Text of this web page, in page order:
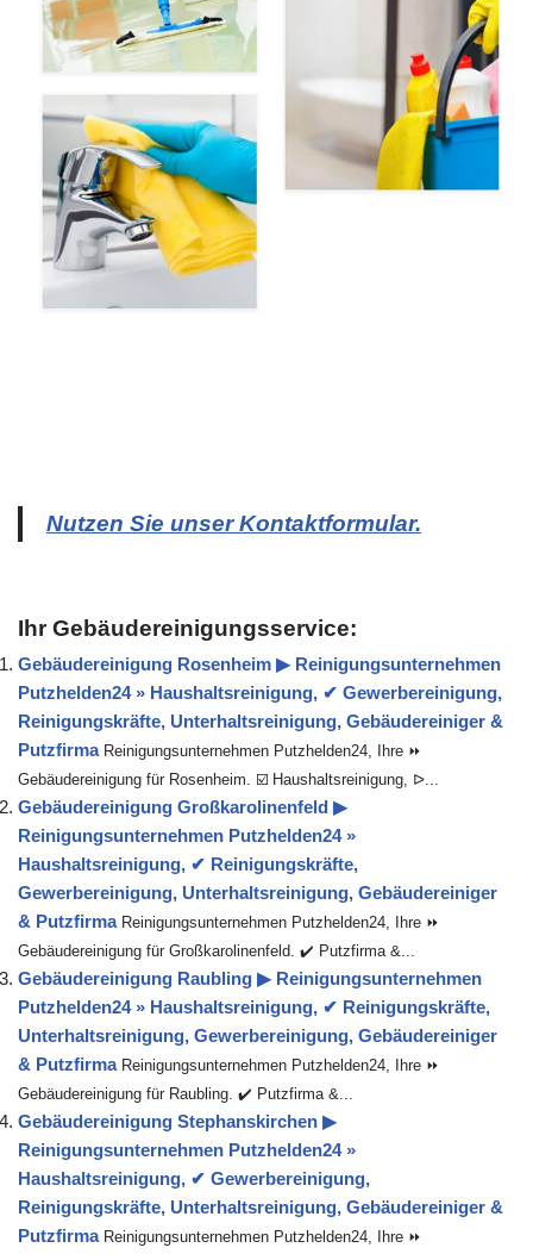
Nutzen Sie unser Kontaktformular.
Ihr Gebäudereinigungsservice:
Gebäudereinigung Rosenheim ▶︎ Reinigungsunternehmen
Putzhelden24 » Haushaltsreinigung, ✔ Gewerbereinigung,
Reinigungskräfte, Unterhaltsreinigung, Gebäudereiniger &
Putzfirma Reinigungsunternehmen Putzhelden24, Ihre ⏩
Gebäudereinigung für Rosenheim. ☑️ Haushaltsreinigung, ᐅ...
Gebäudereinigung Großkarolinenfeld ▶︎
Reinigungsunternehmen Putzhelden24 »
Haushaltsreinigung, ✔ Reinigungskräfte,
Gewerbereinigung, Unterhaltsreinigung, Gebäudereiniger
& Putzfirma Reinigungsunternehmen Putzhelden24, Ihre ⏩
Gebäudereinigung für Großkarolinenfeld. ✔️ Putzfirma &...
Gebäudereinigung Raubling ▶︎ Reinigungsunternehmen
Putzhelden24 » Haushaltsreinigung, ✔ Reinigungskräfte,
Unterhaltsreinigung, Gewerbereinigung, Gebäudereiniger
& Putzfirma Reinigungsunternehmen Putzhelden24, Ihre ⏩
Gebäudereinigung für Raubling. ✔️ Putzfirma &...
Gebäudereinigung Stephanskirchen ▶︎
Reinigungsunternehmen Putzhelden24 »
Haushaltsreinigung, ✔ Gewerbereinigung,
Reinigungskräfte, Unterhaltsreinigung, Gebäudereiniger &
Putzfirma Reinigungsunternehmen Putzhelden24, Ihre ⏩